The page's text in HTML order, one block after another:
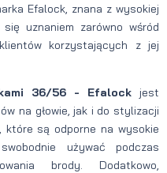
Efalock, znana z wysokiej
uznaniem zarówno wśród
korzystających z jej
36/56 - Efalockjest
na głowie, jak i do stylizacji
które są odporne na wysokie
używać podczas
brody. Dodatkowo,